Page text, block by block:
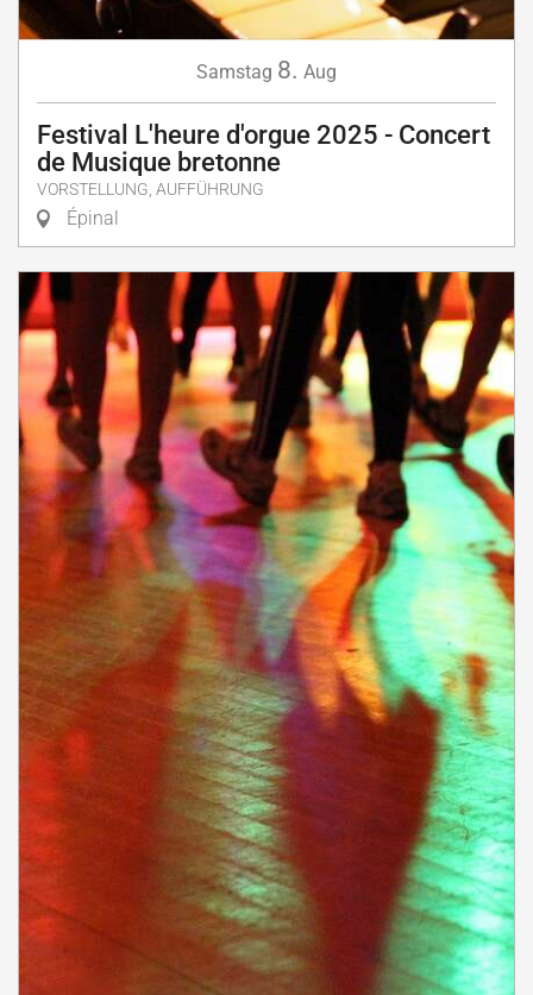
Samstag 8. Aug
Festival L'heure d'orgue 2025 - Concert
de Musique bretonne
VORSTELLUNG, AUFFÜHRUNG
Épinal